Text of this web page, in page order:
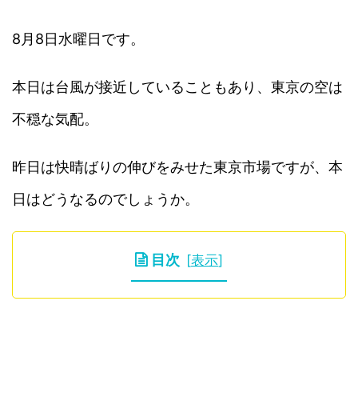
8月8日水曜日です。
本日は台風が接近していることもあり、東京の空は
不穏な気配。
昨日は快晴ばりの伸びをみせた東京市場ですが、本
日はどうなるのでしょうか。
目次 [表示]